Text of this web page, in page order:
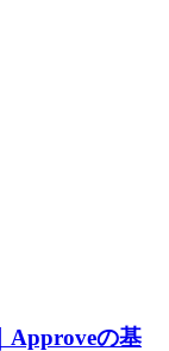
Approveの基